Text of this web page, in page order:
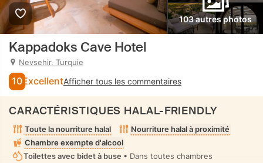
103 autres photos
Kappadoks Cave Hotel
Nevsehir, Turquie
10 ExcellentAfficher tous les commentaires
CARACTÉRISTIQUES HALAL-FRIENDLY
Toute la nourriture halal
Nourriture halal à proximité
Chambre exempte d'alcool
Toilettes avec bidet à buse • Dans toutes chambres